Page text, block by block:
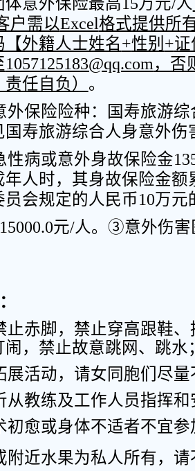
户需以Excel格式提供所
【外籍人士姓名+性别 +证
1057125183@qq.com ，否
任自负） 。
外保险险种：国寿旅游
国寿旅游综合人身意外
病或意外身故保险金
年人时，其身故保险金
员会规定的人民币10万元
15000.0元/人。③意外伤害
止赤脚，禁止穿高跟鞋
闹，禁止故意跳网、跳水
展活动，请女同胞们尽
从教练及工作人员指挥和
初愈或身体不适者不宜
附近水果为私人所有，